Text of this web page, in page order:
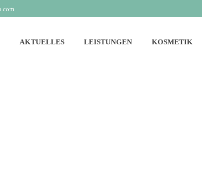
AKTUELLES LEISTUNGEN KOSMETIK